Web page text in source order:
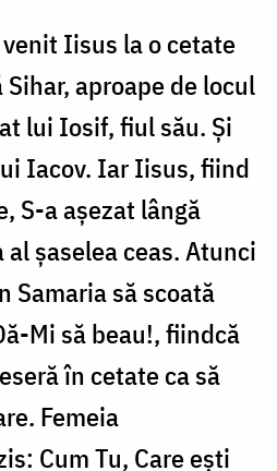
Iisus la o cetate
aproape de locul
lui Iosif, fiul său. Și
Iacov. Iar Iisus, fiind
S-a așezat lângă
șaselea ceas. Atunci
Samaria să scoată
Mi să beau!, fiindcă
în cetate ca să
Femeia
Cum Tu, Care ești